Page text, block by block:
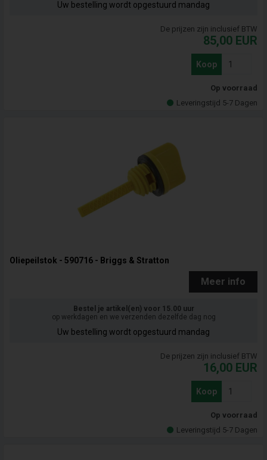
Uw bestelling wordt opgestuurd mandag
De prijzen zijn inclusief BTW
85,00 EUR
Koop
Op voorraad
Leveringstijd 5-7 Dagen
Oliepeilstok - 590716 - Briggs & Stratton
Meer info
Bestel je artikel(en) voor 15.00 uur
op werkdagen en we verzenden dezelfde dag nog
Uw bestelling wordt opgestuurd mandag
De prijzen zijn inclusief BTW
16,00 EUR
Koop
Op voorraad
Leveringstijd 5-7 Dagen